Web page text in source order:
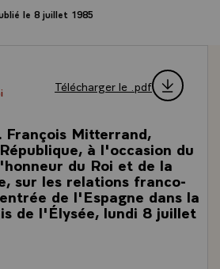
le 8 juillet 1985
Télécharger le .pdf
François Mitterrand,
à l'occasion du
du Roi et de la
sur les relations franco-
de l'Espagne dans la
de l'Élysée, lundi 8 juillet